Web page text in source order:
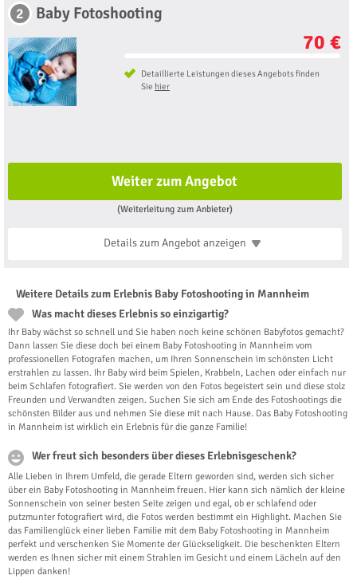
2 Baby Fotoshooting
70 €
Detaillierte Leistungen dieses Angebots finden
Sie hier
Weiter zum Angebot
(Weiterleitung zum Anbieter)
Details zum Angebotanzeigen
Weitere Details zum Erlebnis Baby Fotoshooting in Mannheim
Was macht dieses Erlebnis so einzigartig?
Ihr Baby wächst so schnell und Sie haben noch keine schönen Babyfotos gemacht?
Dann lassen Sie diese doch bei einem Baby Fotoshooting in Mannheim vom
professionellen Fotografen machen, um Ihren Sonnenschein im schönsten Licht
erstrahlen zu lassen. Ihr Baby wird beim Spielen, Krabbeln, Lachen oder einfach nur
beim Schlafen fotografiert. Sie werden von den Fotos begeistert sein und diese stolz
Freunden und Verwandten zeigen. Suchen Sie sich am Ende des Fotoshootings die
schönsten Bilder aus und nehmen Sie diese mit nach Hause. Das Baby Fotoshooting
in Mannheim ist wirklich ein Erlebnis für die ganze Familie!
Wer freut sich besonders über dieses Erlebnisgeschenk?
Alle Lieben in Ihrem Umfeld, die gerade Eltern geworden sind, werden sich sicher
über ein Baby Fotoshooting in Mannheim freuen. Hier kann sich nämlich der kleine
Sonnenschein von seiner besten Seite zeigen und egal, ob er schlafend oder
putzmunter fotografiert wird, die Fotos werden bestimmt ein Highlight. Machen Sie
das Familienglück einer lieben Familie mit dem Baby Fotoshooting in Mannheim
perfekt und verschenken Sie Momente der Glückseligkeit. Die beschenkten Eltern
werden es Ihnen sicher mit einem Strahlen im Gesicht und einem Lächeln auf den
Lippen danken!